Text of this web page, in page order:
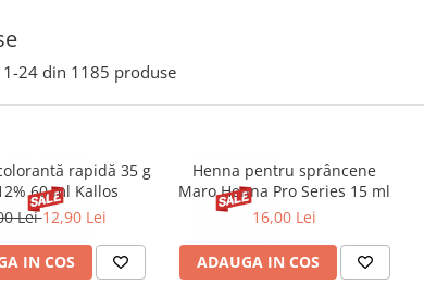
1-24 din 1185 produse
rapidă 35 g
60 ml Kallos
Lei12,90 Lei
IN COS
Henna pentru sprâncene
Maro Henna Pro Series 15 ml
16,00 Lei
ADAUGA IN COS